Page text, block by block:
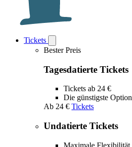
Tickets
Tickets
Bester Preis
Tagesdatierte Tickets
Tickets ab 24 €
Die günstigste Option
Ab 24 € Tickets
Undatierte Tickets
Maximale Flexibilität